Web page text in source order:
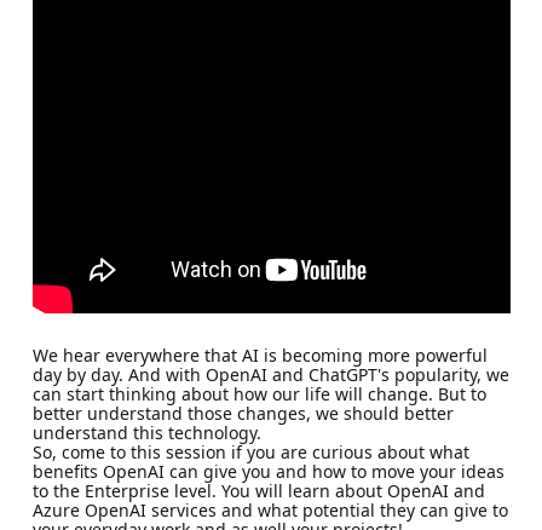
We hear everywhere that AI is becoming more powerful
day by day. And with OpenAI and ChatGPT's popularity, we
can start thinking about how our life will change. But to
better understand those changes, we should better
understand this technology.
So, come to this session if you are curious about what
benefits OpenAI can give you and how to move your ideas
to the Enterprise level. You will learn about OpenAI and
Azure OpenAI services and what potential they can give to